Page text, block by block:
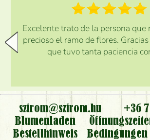
Excelente trato de la persona que
precioso el ramo de flores.
que tuvo tanta paciencia
szirom@szirom.hu
+36
Blumenladen
Bestellhinweis
Bedingungen